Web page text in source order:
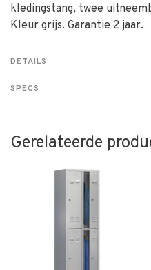
kledingstang, twee
Kleur grijs. Garantie 2 jaar.
DETAILS
SPECS
Gerelateerde